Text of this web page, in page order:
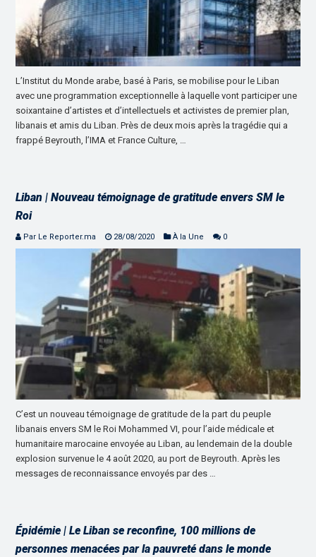
L’Institut du Monde arabe, basé à Paris, se mobilise pour le Liban
avec une programmation exceptionnelle à laquelle vont participer une
soixantaine d’artistes et d’intellectuels et activistes de premier plan,
libanais et amis du Liban. Près de deux mois après la tragédie qui a
frappé Beyrouth, l’IMA et France Culture, …
Liban | Nouveau témoignage de gratitude envers SM le
Roi
Par Le Reporter.ma 28/08/2020 À la Une 0
C’est un nouveau témoignage de gratitude de la part du peuple
libanais envers SM le Roi Mohammed VI, pour l’aide médicale et
humanitaire marocaine envoyée au Liban, au lendemain de la double
explosion survenue le 4 août 2020, au port de Beyrouth. Après les
messages de reconnaissance envoyés par des …
Épidémie | Le Liban se reconfine, 100 millions de
personnes menacées par la pauvreté dans le monde